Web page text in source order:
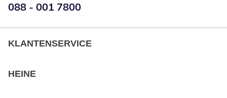
Telefoonnummer:
088 - 001 7800
KLANTENSERVICE
HEINE